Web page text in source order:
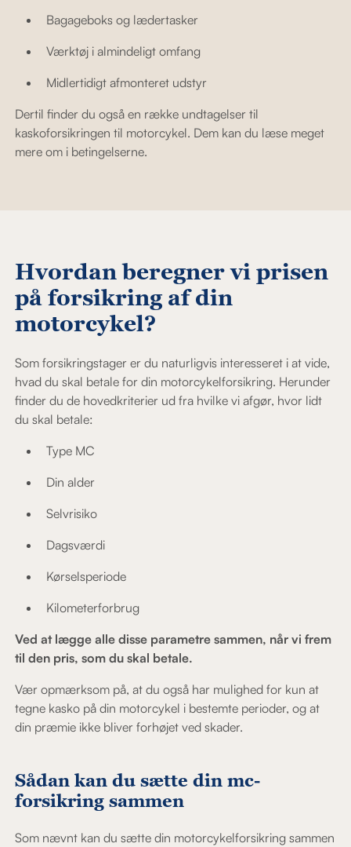
Bagageboks og lædertasker
Værktøj i almindeligt omfang
Midlertidigt afmonteret udstyr
Dertil finder du også en række undtagelser til
kaskoforsikringen til motorcykel. Dem kan du læse meget
mere om i betingelserne.
Hvordan beregner vi prisen
på forsikring af din
motorcykel?
Som forsikringstager er du naturligvis interesseret i at vide,
hvad du skal betale for din motorcykelforsikring. Herunder
finder du de hovedkriterier ud fra hvilke vi afgør, hvor lidt
du skal betale:
Type MC
Din alder
Selvrisiko
Dagsværdi
Kørselsperiode
Kilometerforbrug
Ved at lægge alle disse parametre sammen, når vi frem
til den pris, som du skal betale.
Vær opmærksom på, at du også har mulighed for kun at
tegne kasko på din motorcykel i bestemte perioder, og at
din præmie ikke bliver forhøjet ved skader.
Sådan kan du sætte din mc-
forsikring sammen
Som nævnt kan du sætte din motorcykelforsikring sammen